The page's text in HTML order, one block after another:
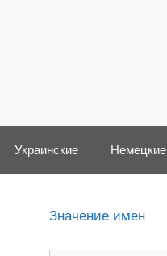
Украинские Немецкие
Значение имен